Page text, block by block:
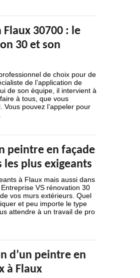
30700 : le
30 et son
de choix pour de
de l’application de
de son équipe, il intervient à
à tous, que vous
Vous pouvez l’appeler pour
peintre en façade
les plus exigeants
à Flaux mais aussi dans
VS rénovation 30
vos murs extérieurs. Quel
et peu importe le type
attendre à un travail de pro
d’un peintre en
à Flaux